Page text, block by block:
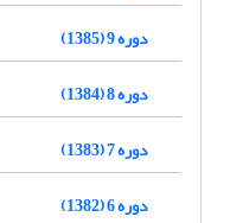
دوره 9 (1385)
دوره 8 (1384)
دوره 7 (1383)
دوره 6 (1382)